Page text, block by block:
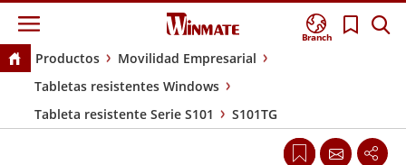
Branch
Productos
Movilidad Empresarial
Tabletas resistentes Windows
Tableta resistente Serie S101
S101TG